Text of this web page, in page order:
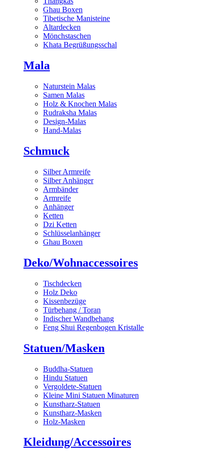
Ghau Boxen
Tibetische Manisteine
Altardecken
Mönchstaschen
Khata Begrüßungsschal
Mala
Naturstein Malas
Samen Malas
Holz & Knochen Malas
Rudraksha Malas
Design-Malas
Hand-Malas
Schmuck
Silber Armreife
Silber Anhänger
Armbänder
Armreife
Anhänger
Ketten
Dzi Ketten
Schlüsselanhänger
Ghau Boxen
Deko/Wohnaccessoires
Tischdecken
Holz Deko
Kissenbezüge
Türbehang / Toran
Indischer Wandbehang
Feng Shui Regenbogen Kristalle
Statuen/Masken
Buddha-Statuen
Hindu Statuen
Vergoldete-Statuen
Kleine Mini Statuen Minaturen
Kunstharz-Statuen
Kunstharz-Masken
Holz-Masken
Kleidung/Accessoires